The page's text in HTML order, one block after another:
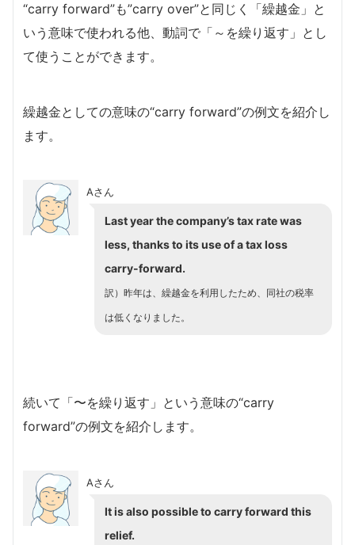
“carry forward”も”carry over”と同じく「繰越金」と
いう意味で使われる他、動詞で「～を繰り返す」とし
て使うことができます。
繰越金としての意味の“carry forward”の例文を紹介し
ます。
Aさん
Last year the company’s tax rate was
less, thanks to its use of a tax loss
carry-forward.
訳） 昨年は、繰越金を利用したため、同社の税率
は低くなりました。
続いて「〜を繰り返す」という意味の“carry
forward”の例文を紹介します。
Aさん
It is also possible to carry forward this
relief.